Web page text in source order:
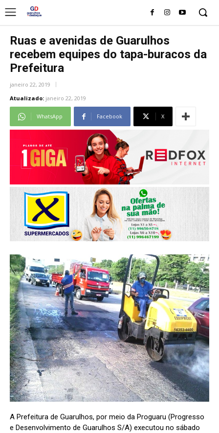
Ruas e avenidas de Guarulhos
recebem equipes do tapa-buracos da
Prefeitura
janeiro 22, 2019
Atualizado: janeiro 22, 2019
WhatsApp Facebook X
A Prefeitura de Guarulhos, por meio da Proguaru (Progresso
e Desenvolvimento de Guarulhos S/A) executou no sábado